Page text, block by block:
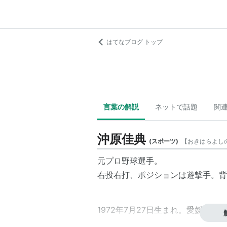
はてなブログ トップ
言葉の解説 ネットで話題 関
沖原佳典 (スポーツ) 【おきはらよし
元プロ野球選手。
右投右打、ポジションは遊撃手。
1972年7月27日生まれ。愛媛県出
西条高校から亜細亜大学に進学。